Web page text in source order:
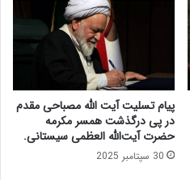
پیام تسلیت آیت الله مصباحی مقدم
در پی درگذشت همسر مکرمه
حضرت آیت‌الله العظمی سیستانی.
30 سپتامبر 2025